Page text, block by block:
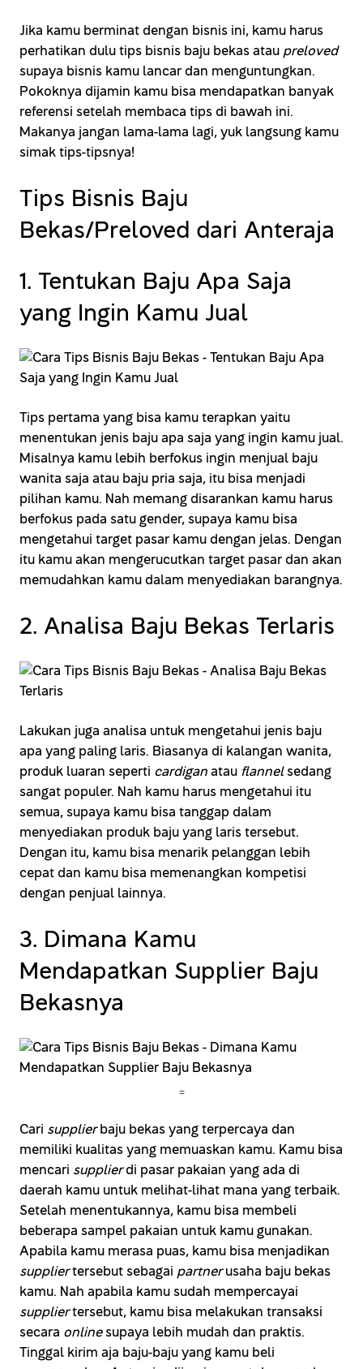
Jika kamu berminat dengan bisnis ini, kamu harus
perhatikan dulu tips bisnis baju bekas atau preloved
supaya bisnis kamu lancar dan menguntungkan.
Pokoknya dijamin kamu bisa mendapatkan banyak
referensi setelah membaca tips di bawah ini.
Makanya jangan lama-lama lagi, yuk langsung kamu
simak tips-tipsnya!
Tips Bisnis Baju
Bekas/Preloved dari Anteraja
1. Tentukan Baju Apa Saja
yang Ingin Kamu Jual
Tips pertama yang bisa kamu terapkan yaitu
menentukan jenis baju apa saja yang ingin kamu jual.
Misalnya kamu lebih berfokus ingin menjual baju
wanita saja atau baju pria saja, itu bisa menjadi
pilihan kamu. Nah memang disarankan kamu harus
berfokus pada satu gender, supaya kamu bisa
mengetahui target pasar kamu dengan jelas. Dengan
itu kamu akan mengerucutkan target pasar dan akan
memudahkan kamu dalam menyediakan barangnya.
2. Analisa Baju Bekas Terlaris
Lakukan juga analisa untuk mengetahui jenis baju
apa yang paling laris. Biasanya di kalangan wanita,
produk luaran seperti cardigan atau flannelsedang
sangat populer. Nah kamu harus mengetahui itu
semua, supaya kamu bisa tanggap dalam
menyediakan produk baju yang laris tersebut.
Dengan itu, kamu bisa menarik pelanggan lebih
cepat dan kamu bisa memenangkan kompetisi
dengan penjual lainnya.
3. Dimana Kamu
Mendapatkan Supplier Baju
Bekasnya
=
Cari supplierbaju bekas yang terpercaya dan
memiliki kualitas yang memuaskan kamu. Kamu bisa
mencari supplierdi pasar pakaian yang ada di
daerah kamu untuk melihat-lihat mana yang terbaik.
Setelah menentukannya, kamu bisa membeli
beberapa sampel pakaian untuk kamu gunakan.
Apabila kamu merasa puas, kamu bisa menjadikan
suppliertersebut sebagai partnerusaha baju bekas
kamu. Nah apabila kamu sudah mempercayai
suppliertersebut, kamu bisa melakukan transaksi
secara onlinesupaya lebih mudah dan praktis.
Tinggal kirim aja baju-baju yang kamu beli